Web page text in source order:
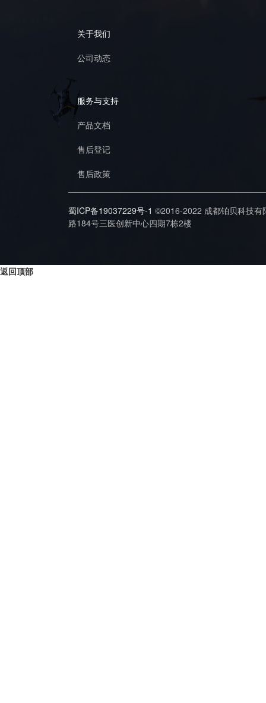
关于我们
公司动态
服务与支持
产品文档
售后登记
售后政策
蜀ICP备19037229号-1 ©2016-2022 成都铂贝科技
路184号三医创新中心四期7栋2楼
返回顶部